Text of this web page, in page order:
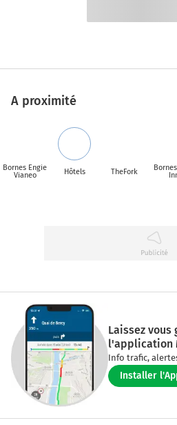
A proximité
Bornes Engie
Vianeo
Hôtels TheFork
Laissez vous
l'application
Info trafic,
Installer